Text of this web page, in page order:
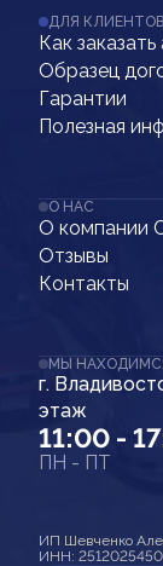
ДЛЯ КЛИЕНТОВ
Как заказать
Образец
Гарантии
Полезная
О НАС
О компании
Отзывы
Контакты
МЫ
г.
этаж
11:00 -
ПН - ПТ
ИП Шевченко
ИНН: